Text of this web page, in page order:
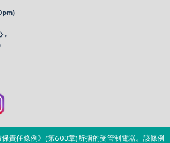
,
責任條例》(第603章)所指的受管制電器。該條例